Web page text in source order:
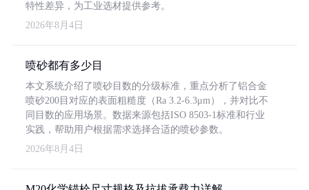
特性差异，为工业选材提供参考。
2026年8月4日
喷砂都有多少目
本文系统介绍了喷砂目数的分级标准，重点分析了铝合金
喷砂200目对应的表面粗糙度（Ra 3.2-6.3μm），并对比不
同目数的应用场景。数据来源包括ISO 8503-1标准和行业
实践，帮助用户根据需求选择合适的喷砂参数。
2026年8月4日